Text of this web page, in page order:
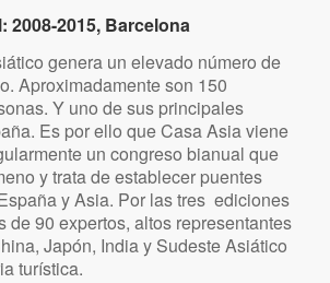
2008-2015, Barcelona
genera un elevado número de
Aproximadamente son 150
Y uno de sus principales
Es por ello que Casa Asia viene
un congreso bianual que
y trata de establecer puentes
y Asia. Por las tres ediciones
de 90 expertos, altos representantes
Japón, India y Sudeste Asiático
turística.